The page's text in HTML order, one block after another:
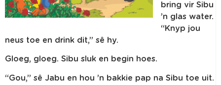
bring vir Sibu
’n glas water.
“Knyp jou
neus toe en drink dit,” sê hy.
Gloeg, gloeg. Sibu sluk en begin hoes.
“Gou,” sê Jabu en hou ’n bakkie pap na Sibu toe uit.